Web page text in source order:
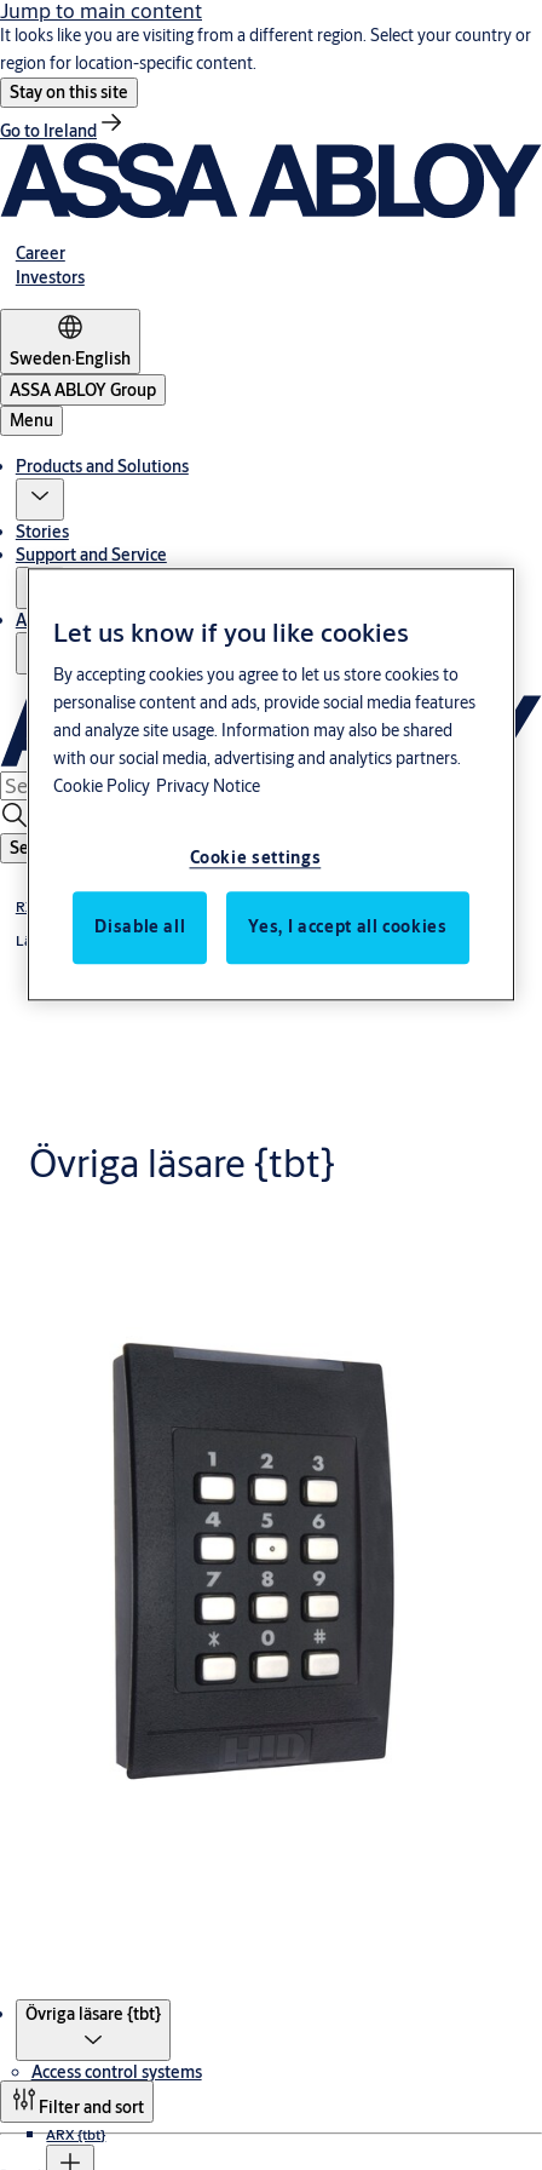
Jump to main content
It looks like you are visiting from a different region. Select your country or
region for location-specific content.
Stay on this site
Go to Ireland
Career
Investors
Sweden·English
ASSA ABLOY Group
Menu
Products and Solutions
Stories
Support and Service
About us
Search
RX WEB {tbt}
Läsare {tbt}
Övriga läsare {tbt}
Övriga läsare {tbt}
Access control systems
ARX {tbt}
Filter and sort
Let us know if you like cookies
By accepting cookies you agree to let us store cookies to
personalise content and ads, provide social media features
and analyze site usage. Information may also be shared
with our social media, advertising and analytics partners.
Cookie Policy Privacy Notice
Cookie settings
Disable all Yes, I accept all cookies